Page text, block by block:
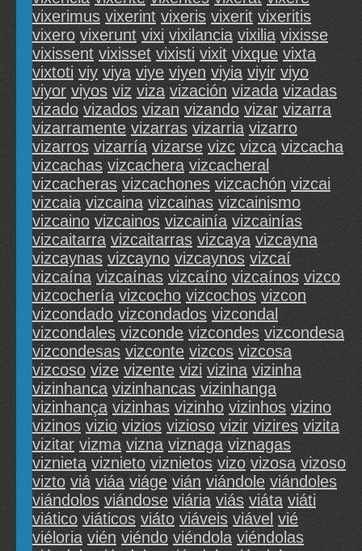
vixerimus vixerint vixeris vixerit vixeritis
vixero vixerunt vixi vixilancia vixilia vixisse
vixissent vixisset vixisti vixit vixque vixta
vixtoti viy viya viye viyen viyia viyir viyo
viyor viyos viz viza vización vizada vizadas
vizado vizados vizan vizando vizar vizarra
vizarramente vizarras vizarria vizarro
vizarros vizarría vizarse vizc vizca vizcacha
vizcachas vizcachera vizcacheral
vizcacheras vizcachones vizcachón vizcai
vizcaia vizcaina vizcainas vizcainismo
vizcaino vizcainos vizcainía vizcainías
vizcaitarra vizcaitarras vizcaya vizcayna
vizcaynas vizcayno vizcaynos vizcaí
vizcaína vizcaínas vizcaíno vizcaínos vizco
vizcochería vizcocho vizcochos vizcon
vizcondado vizcondados vizcondal
vizcondales vizconde vizcondes vizcondesa
vizcondesas vizconte vizcos vizcosa
vizcoso vize vizente vizi vizina vizinha
vizinhanca vizinhancas vizinhanga
vizinhança vizinhas vizinho vizinhos vizino
vizinos vizio vizios vizioso vizir vizires vizita
vizitar vizma vizna viznaga viznagas
viznieta viznieto viznietos vizo vizosa vizoso
vizto viá viáa viáge vián viándole viándoles
viándolos viándose viária viás viáta viáti
viático viáticos viáto viáveis viável vié
viéloria vién viéndo viéndola viéndolas